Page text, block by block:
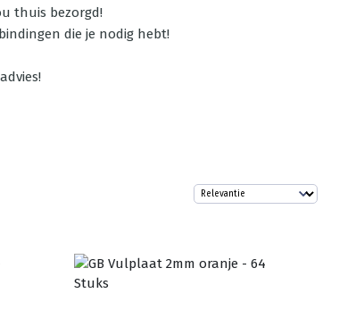
thuis bezorgd!
die je nodig hebt!